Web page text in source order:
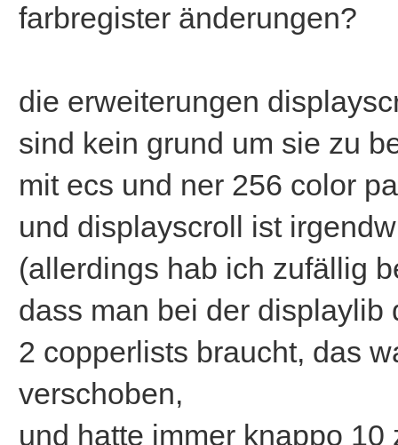
farbregister änderungen?
die erweiterungen
sind kein grund um sie zu
mit ecs und ner 256 color
und displayscroll ist
(allerdings hab ich zufällig
dass man bei der
2 copperlists braucht, das
verschoben,
und hatte immer knappo